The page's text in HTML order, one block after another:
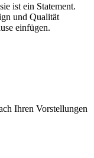
ist ein Statement.
und Qualität
einfügen.
Ihren Vorstellungen